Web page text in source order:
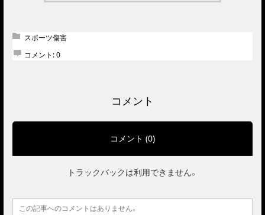
スポーツ傷害
コメント:0
コメント
コメント (0)
トラックバックは利用できません。
この記事へのコメントはありません。